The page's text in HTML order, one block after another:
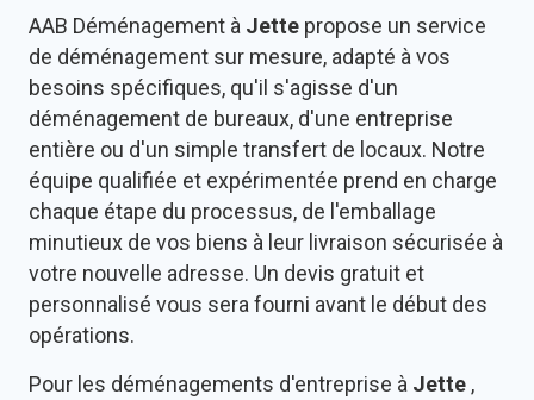
AAB Déménagement à Jette propose un service
de déménagement sur mesure, adapté à vos
besoins spécifiques, qu'il s'agisse d'un
déménagement de bureaux, d'une entreprise
entière ou d'un simple transfert de locaux. Notre
équipe qualifiée et expérimentée prend en charge
chaque étape du processus, de l'emballage
minutieux de vos biens à leur livraison sécurisée à
votre nouvelle adresse. Un devis gratuit et
personnalisé vous sera fourni avant le début des
opérations.
Pour les déménagements d'entreprise à Jette ,